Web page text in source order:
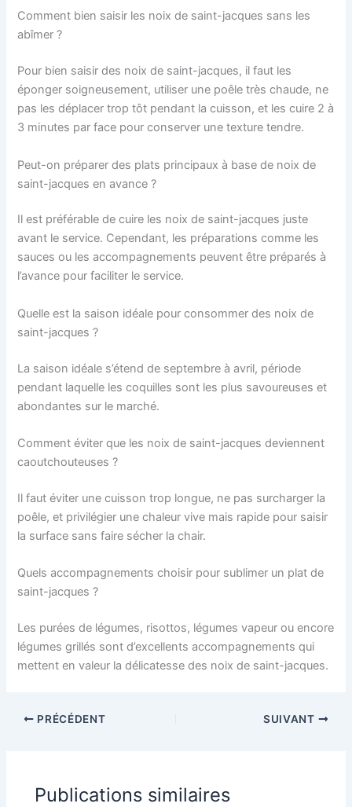
Comment bien saisir les noix de saint-jacques sans les
abîmer ?
Pour bien saisir des noix de saint-jacques, il faut les
éponger soigneusement, utiliser une poêle très chaude, ne
pas les déplacer trop tôt pendant la cuisson, et les cuire 2 à
3 minutes par face pour conserver une texture tendre.
Peut-on préparer des plats principaux à base de noix de
saint-jacques en avance ?
Il est préférable de cuire les noix de saint-jacques juste
avant le service. Cependant, les préparations comme les
sauces ou les accompagnements peuvent être préparés à
l’avance pour faciliter le service.
Quelle est la saison idéale pour consommer des noix de
saint-jacques ?
La saison idéale s’étend de septembre à avril, période
pendant laquelle les coquilles sont les plus savoureuses et
abondantes sur le marché.
Comment éviter que les noix de saint-jacques deviennent
caoutchouteuses ?
Il faut éviter une cuisson trop longue, ne pas surcharger la
poêle, et privilégier une chaleur vive mais rapide pour saisir
la surface sans faire sécher la chair.
Quels accompagnements choisir pour sublimer un plat de
saint-jacques ?
Les purées de légumes, risottos, légumes vapeur ou encore
légumes grillés sont d’excellents accompagnements qui
mettent en valeur la délicatesse des noix de saint-jacques.
PRÉCÉDENT SUIVANT
Publications similaires